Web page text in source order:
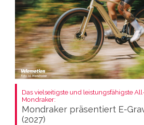
Das vielseitigste und leistungsfähigste
Mondraker:
Mondraker präsentiert E-
(2027)